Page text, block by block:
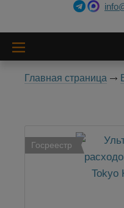
Главная страница
Госреестр